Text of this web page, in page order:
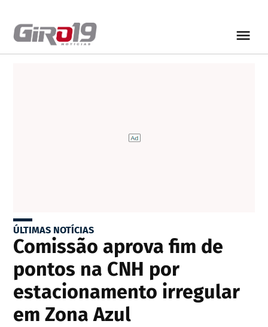
ÚLTIMAS NOTÍCIAS
Comissão aprova fim de
pontos na CNH por
estacionamento irregular
em Zona Azul